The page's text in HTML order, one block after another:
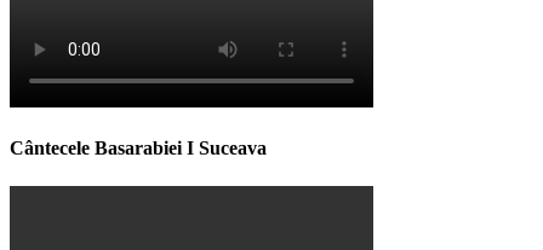
Cântecele Basarabiei I Suceava